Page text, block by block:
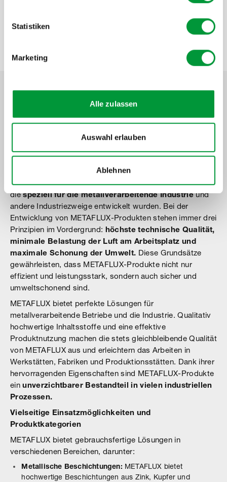
Statistiken
Marketing
Alle zulassen
Auswahl erlauben
Ablehnen
Metaflux Sprays &
Spezialprodukte
Industrie-Kleber für die Metallverarbeitung
Das METAFLUX-Programm umfasst mehr als 30
technische Sprays, Industrie-Kleber und Spezialprodukte,
diespeziell für die metallverarbeitende Industrieund
andere Industriezweige entwickelt wurden. Bei der
Entwicklung von METAFLUX-Produkten stehen immer drei
Prinzipien im Vordergrund: höchste technische Qualität,
minimale Belastung der Luft am Arbeitsplatz und
maximale Schonung der Umwelt. Diese Grundsätze
gewährleisten, dass METAFLUX-Produkte nicht nur
effizient und leistungsstark, sondern auch sicher und
umweltschonend sind.
METAFLUX bietet perfekte Lösungen für
metallverarbeitende Betriebe und die Industrie. Qualitativ
hochwertige Inhaltsstoffe und eine effektive
Produktnutzung machen die stets gleichbleibende Qualität
von METAFLUX aus und erleichtern das Arbeiten in
Werkstätten, Fabriken und Produktionsstätten. Dank ihrer
hervorragenden Eigenschaften sind METAFLUX-Produkte
einunverzichtbarer Bestandteil in vielen industriellen
Prozessen.
Vielseitige Einsatzmöglichkeiten und
Produktkategorien
METAFLUX bietet gebrauchsfertige Lösungen in
verschiedenen Bereichen, darunter:
Metallische Beschichtungen: METAFLUX bietet
hochwertige Beschichtungen aus Zink, Kupfer und